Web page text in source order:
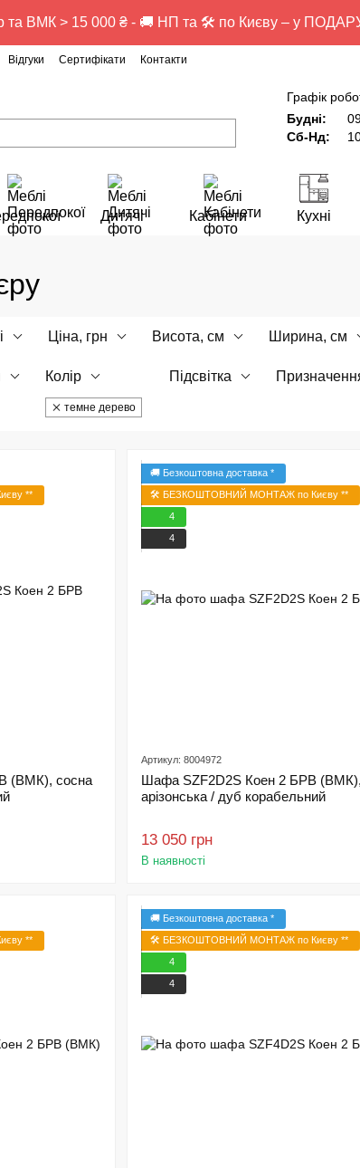
та ВМК > 15 000 ₴ - 🚚 НП та 🛠️ по Києву – у
Відгуки Сертифікати Контакти
Графік
Будні:
Сб-Нд:
Дитячі Кабінети Кухні
Ціна, грн Висота, см Ширина, см
Колір
темне дерево
Підсвітка
**
(ВМК), сосна
🚚 Безкоштовна доставка *
🛠️ БЕЗКОШТОВНИЙ МОНТАЖ по Києву **
4
4
Артикул: 8004972
Шафа SZF2D2S Коен 2 БРВ
арізонська / дуб корабельний
13 050 грн
В наявності
**
🚚 Безкоштовна доставка *
🛠️ БЕЗКОШТОВНИЙ МОНТАЖ по Києву **
4
4